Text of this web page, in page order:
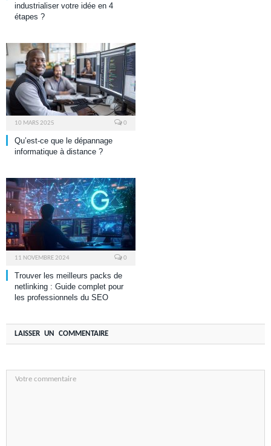
industrialiser votre idée en 4
étapes ?
10 MARS 2025 0
Qu’est-ce que le dépannage
informatique à distance ?
11 NOVEMBRE 2024 0
Trouver les meilleurs packs de
netlinking : Guide complet pour
les professionnels du SEO
LAISSER UN COMMENTAIRE